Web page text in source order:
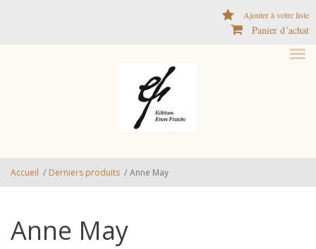
Ajouter à votre liste
Panier d´achat
Accueil / Derniers produits / Anne May
Anne May